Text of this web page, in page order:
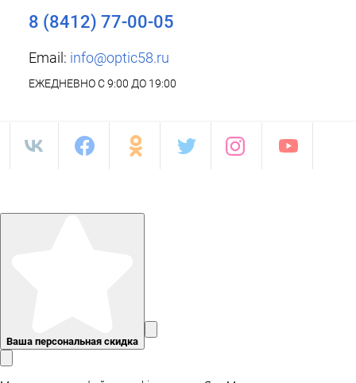
8 (8412) 77-00-05
Email: info@optic58.ru
ЕЖЕДНЕВНО С 9:00 ДО 19:00
Ваша персональная скидка